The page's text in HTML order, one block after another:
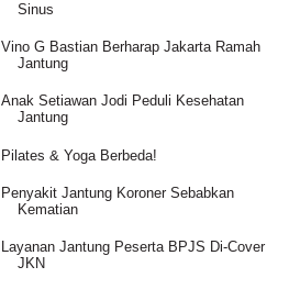
Sinus
Vino G Bastian Berharap Jakarta Ramah
Jantung
Anak Setiawan Jodi Peduli Kesehatan
Jantung
Pilates & Yoga Berbeda!
Penyakit Jantung Koroner Sebabkan
Kematian
Layanan Jantung Peserta BPJS Di-Cover
JKN